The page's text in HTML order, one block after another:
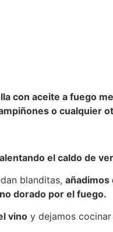
con aceite a fuego
o cualquier
el caldo de
blanditas, añadimos
dorado por el fuego.
vino y dejamos